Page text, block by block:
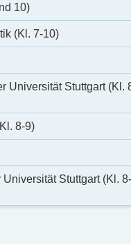
10)
(Kl. 7-10)
Universität Stuttgart (Kl.
8-9)
Stuttgart (Kl. 8-